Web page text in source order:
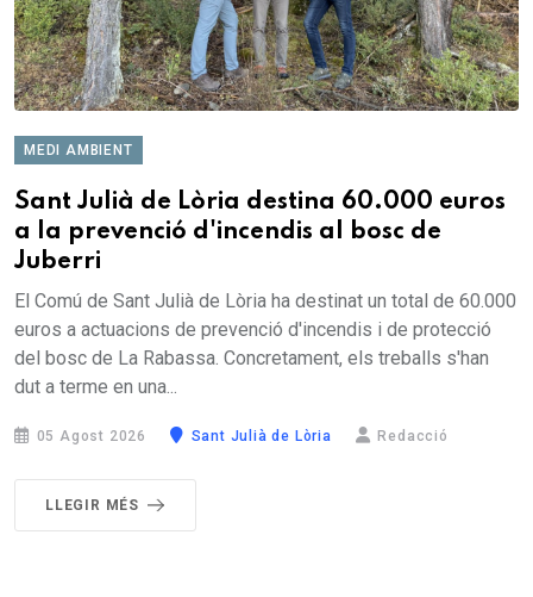
MEDI AMBIENT
Sant Julià de Lòria destina 60.000 euros
a la prevenció d'incendis al bosc de
Juberri
El Comú de Sant Julià de Lòria ha destinat un total de 60.000
euros a actuacions de prevenció d'incendis i de protecció
del bosc de La Rabassa. Concretament, els treballs s'han
dut a terme en una...
05 Agost 2026 Sant Julià de Lòria Redacció
LLEGIR MÉS